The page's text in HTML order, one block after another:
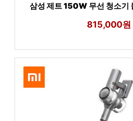
삼성 제트 150W 무선 청소기
815,000원